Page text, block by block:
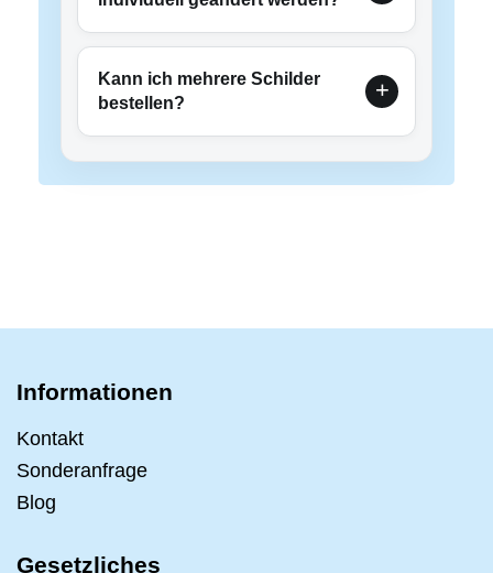
Kann ich mehrere Schilder
bestellen?
Informationen
Kontakt
Sonderanfrage
Blog
Gesetzliches